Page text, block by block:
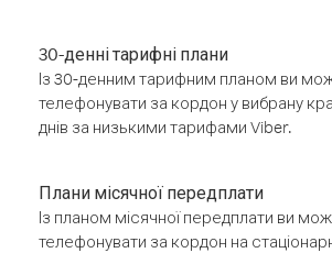
30-денні тарифні плани
Із 30-денним тарифним планом ви
телефонувати за кордон у вибрану
днів за низькими тарифами Viber.
Плани місячної передплати
Із планом місячної передплати ви
телефонувати за кордон на